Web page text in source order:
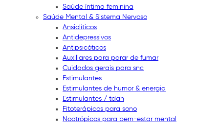
Saúde íntima feminina
Saúde Mental & Sistema Nervoso
Ansiolíticos
Antidepressivos
Antipsicóticos
Auxiliares para parar de fumar
Cuidados gerais para snc
Estimulantes
Estimulantes de humor & energia
Estimulantes / tdah
Fitoterápicos para sono
Nootrópicos para bem-estar mental